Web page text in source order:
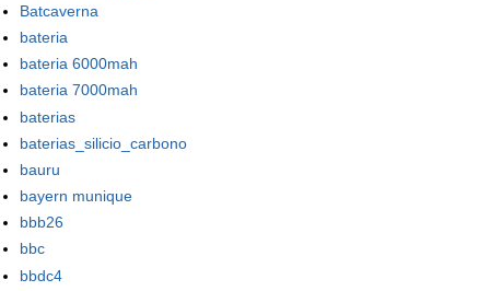
Batcaverna
bateria
bateria 6000mah
bateria 7000mah
baterias
baterias_silicio_carbono
bauru
bayern munique
bbb26
bbc
bbdc4